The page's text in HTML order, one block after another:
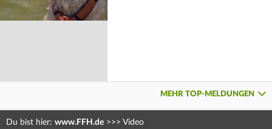
MEHR TOP-MELDUNGEN
Du bist hier: www.FFH.de >>> Video